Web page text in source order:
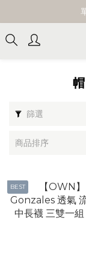
篩選
商品排序
BEST